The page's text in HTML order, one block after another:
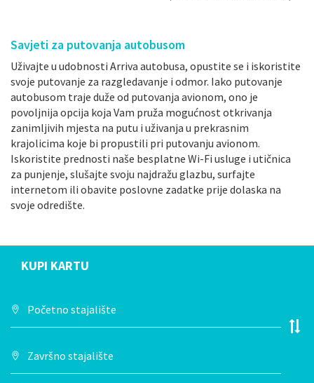
Savjeti za putovanja autobusom
Uživajte u udobnosti Arriva autobusa, opustite se i iskoristite
svoje putovanje za razgledavanje i odmor. Iako putovanje
autobusom traje duže od putovanja avionom, ono je
povoljnija opcija koja Vam pruža mogućnost otkrivanja
zanimljivih mjesta na putu i uživanja u prekrasnim
krajolicima koje bi propustili pri putovanju avionom.
Iskoristite prednosti naše besplatne Wi-Fi usluge i utičnica
za punjenje, slušajte svoju najdražu glazbu, surfajte
internetom ili obavite poslovne zadatke prije dolaska na
svoje odredište.
KUPI KARTU